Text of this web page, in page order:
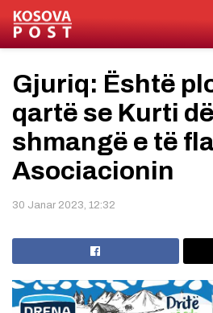
Gjuriq: Është
qartë se Kurti
shmangë e të
Asociacionin
30 Janar 2023, 12:32